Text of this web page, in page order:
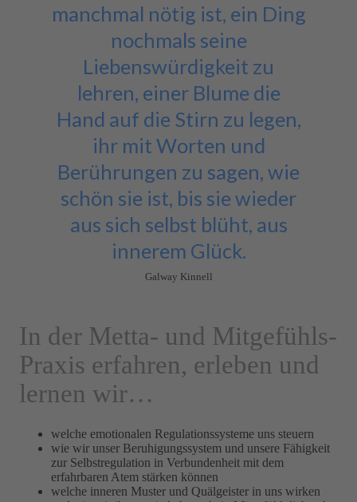
manchmal nötig ist, ein Ding
nochmals seine
Liebenswürdigkeit zu
lehren, einer Blume die
Hand auf die Stirn zu legen,
ihr mit Worten und
Berührungen zu sagen, wie
schön sie ist, bis sie wieder
aus sich selbst blüht, aus
innerem Glück.
Galway Kinnell
In der Metta- und Mitgefühls-
Praxis erfahren, erleben und
lernen wir…
welche emotionalen Regulationssysteme uns steuern
wie wir unser Beruhigungssystem und unsere Fähigkeit
zur Selbstregulation in Verbundenheit mit dem
erfahrbaren Atem stärken können
welche inneren Muster und Quälgeister in uns wirken